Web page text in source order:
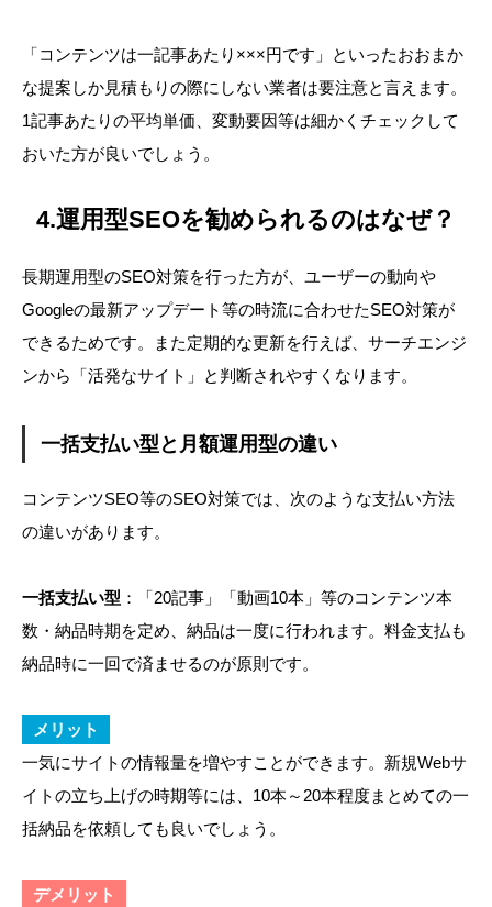
「コンテンツは一記事あたり×××円です」といったおおまか
な提案しか見積もりの際にしない業者は要注意と言えます。
1記事あたりの平均単価、変動要因等は細かくチェックして
おいた方が良いでしょう。
4.運用型SEOを勧められるのはなぜ？
長期運用型のSEO対策を行った方が、ユーザーの動向や
Googleの最新アップデート等の時流に合わせたSEO対策が
できるためです。また定期的な更新を行えば、サーチエンジ
ンから「活発なサイト」と判断されやすくなります。
一括支払い型と月額運用型の違い
コンテンツSEO等のSEO対策では、次のような支払い方法
の違いがあります。
一括支払い型 ：「20記事」「動画10本」等のコンテンツ本
数・納品時期を定め、納品は一度に行われます。料金支払も
納品時に一回で済ませるのが原則です。
メリット
一気にサイトの情報量を増やすことができます。新規Webサ
イトの立ち上げの時期等には、10本～20本程度まとめての一
括納品を依頼しても良いでしょう。
デメリット